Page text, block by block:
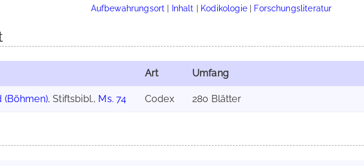
Aufbewahrungsort | Inhalt | Kodikologie| Forschungsliteratur
Art Umfang
(Böhmen), Stiftsbibl., Ms. 74 Codex 280 Blätter